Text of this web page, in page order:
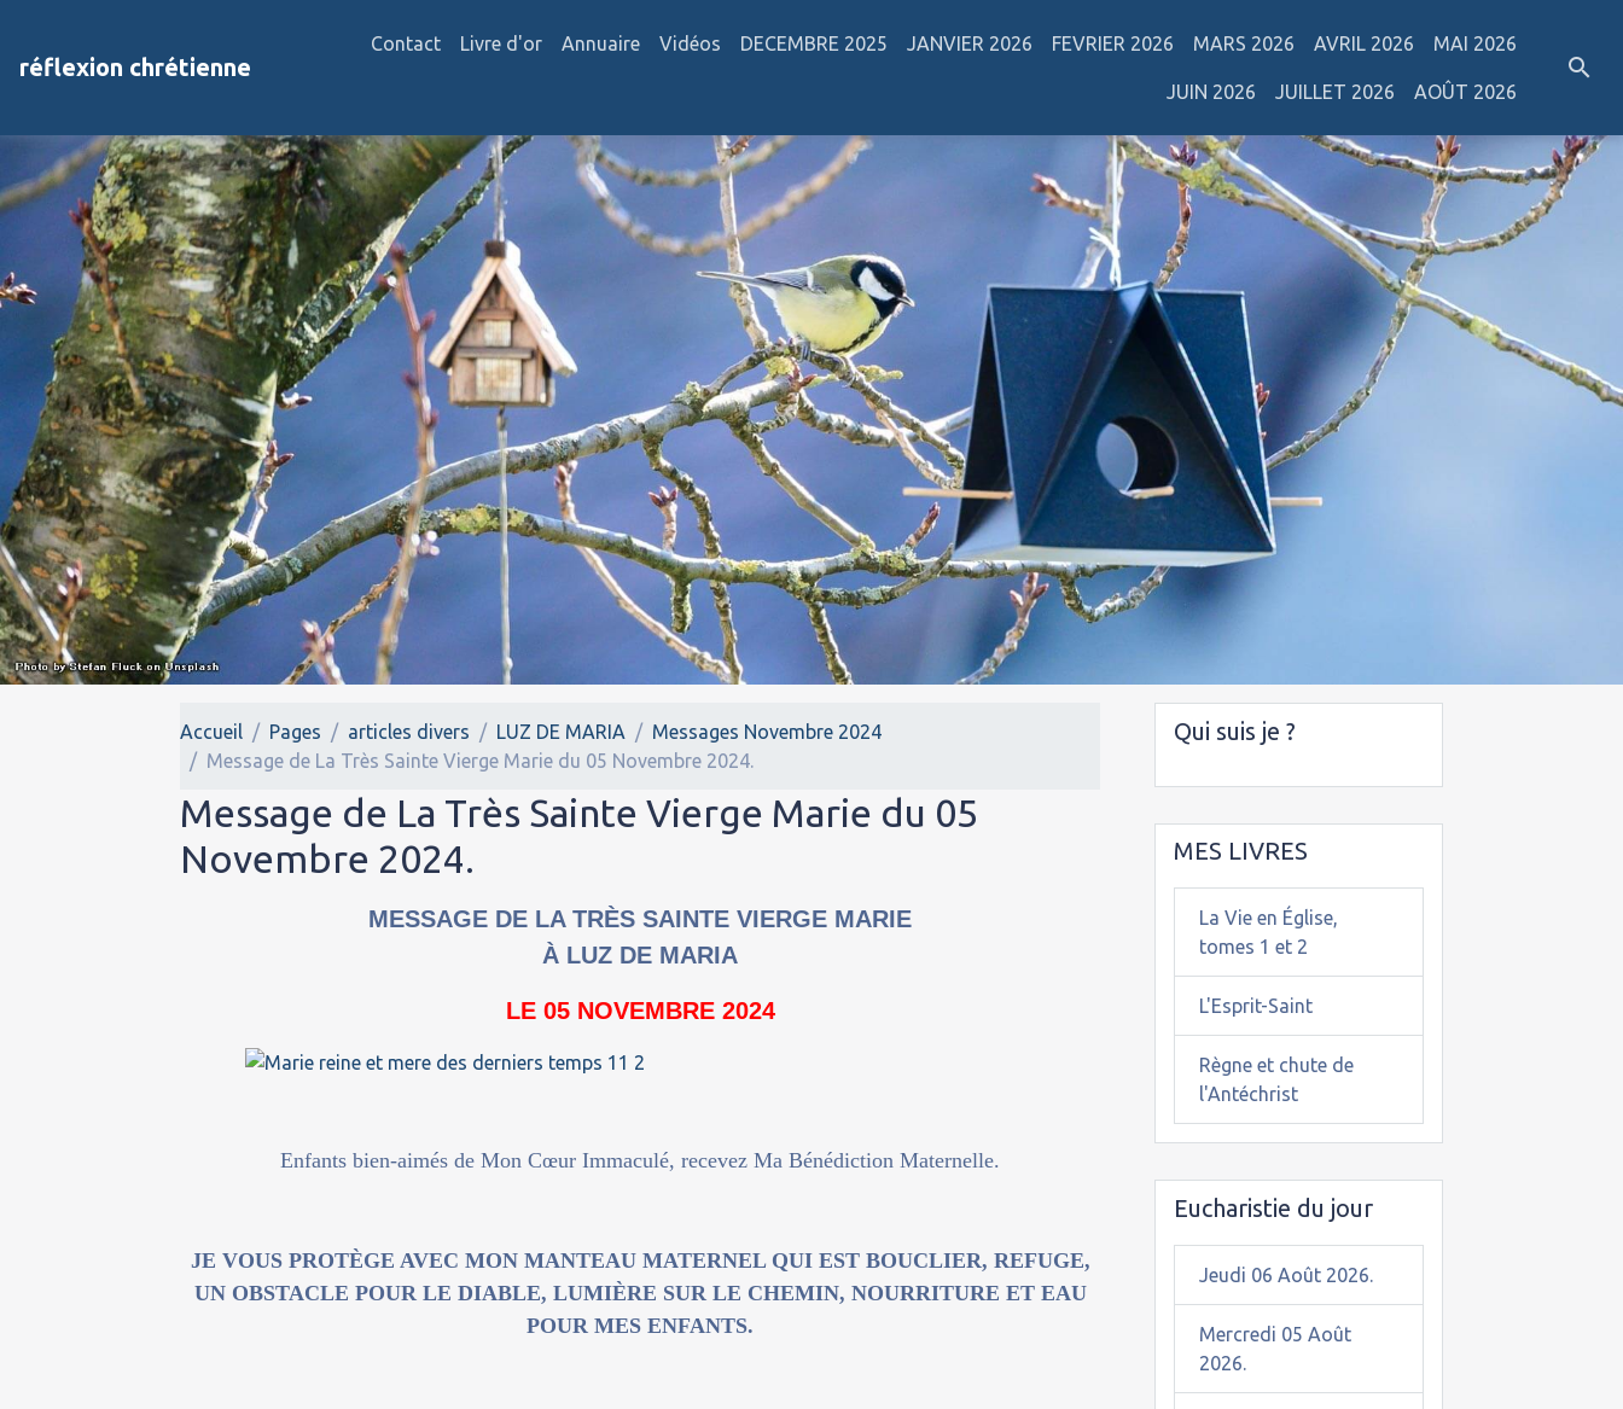
réflexion chrétienne
Contact Livre d'or Annuaire Vidéos DECEMBRE 2025 JANVIER 2026 FEVRIER 2026 MARS 2026 AVRIL 2026 MAI 2026
JUIN 2026 JUILLET 2026 AOÛT 2026
Accueil Pages articles divers LUZ DE MARIA
Messages Novembre 2024
Message de La Très Sainte Vierge Marie du 05 Novembre 2024.
Message de La Très Sainte Vierge Marie du 05
Novembre 2024.
MESSAGE DE LA TRÈS SAINTE VIERGE MARIE
À LUZ DE MARIA
LE 05 NOVEMBRE 2024
Enfants bien-aimés de Mon Cœur Immaculé, recevez Ma Bénédiction Maternelle.
JE VOUS PROTÈGE AVEC MON MANTEAU MATERNEL QUI EST BOUCLIER, REFUGE,
UN OBSTACLE POUR LE DIABLE, LUMIÈRE SUR LE CHEMIN, NOURRITURE ET EAU
POUR MES ENFANTS.
Qui suis je ?
MES LIVRES
La Vie en Église,
tomes 1 et 2
L'Esprit-Saint
Règne et chute de
l'Antéchrist
Eucharistie du jour
Jeudi 06 Août 2026.
Mercredi 05 Août
2026.